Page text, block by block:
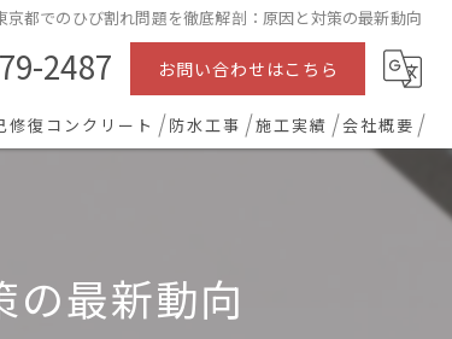
京都でのひび割れ問題を徹底解剖：原因と対策の最新動向
2487 お問い合わせはこちら
修復コンクリート 防水工事 施工実績 会社概要
の最新動向